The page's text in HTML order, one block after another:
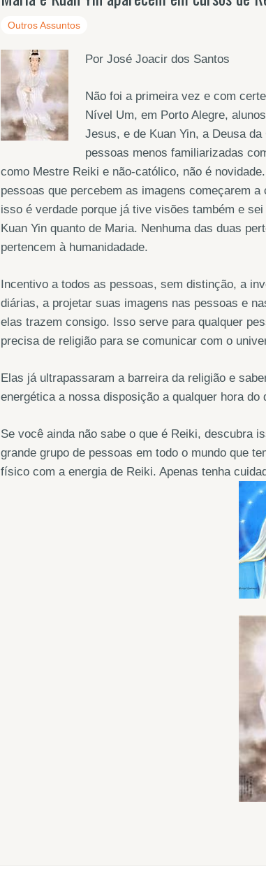
Outros Assuntos
Por José Joacir dos Santos
Não foi a primeira vez e com
Nível Um, em Porto Alegre,
Jesus, e de Kuan Yin, a Deusa
pessoas menos familiarizadas
como Mestre Reiki e não-católico, não é
pessoas que percebem as imagens começarem
isso é verdade porque já tive visões também e
Kuan Yin quanto de Maria. Nenhuma das duas
pertencem à humanidadade.
Incentivo a todos as pessoas, sem distinção, a
diárias, a projetar suas imagens nas pessoas e
elas trazem consigo. Isso serve para qualquer
precisa de religião para se comunicar com o
Elas já ultrapassaram a barreira da religião e
energética a nossa disposição a qualquer hora do
Se você ainda não sabe o que é Reiki, descubra
grande grupo de pessoas em todo o mundo que
físico com a energia de Reiki. Apenas tenha